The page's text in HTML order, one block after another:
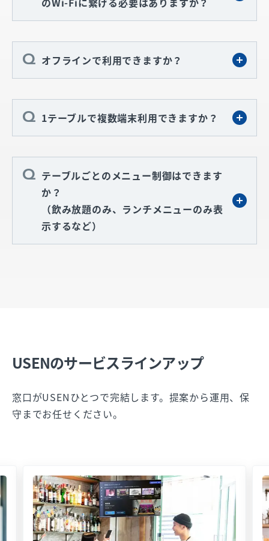
オフラインで利用できますか？
1テーブルで複数端末利用できますか？
テーブルごとのメニュー制御はできます
か？
（飲み放題のみ、ランチメニューのみ表
示するなど）
USENのサービスラインアップ
窓口がUSENひとつで完結します。提案から運用、保
守までお任せください。